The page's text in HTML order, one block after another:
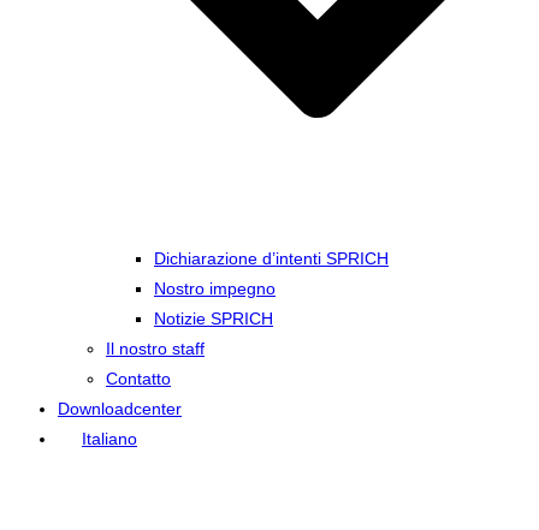
Dichiarazione d’intenti SPRICH
Nostro impegno
Notizie SPRICH
Il nostro staff
Contatto
Downloadcenter
Italiano